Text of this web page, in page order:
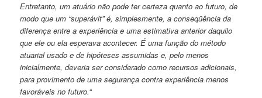
Entretanto, um atuário não pode ter certeza quanto ao futuro, de
modo que um “superávit” é, simplesmente, a conseqüência da
diferença entre a experiência e uma estimativa anterior daquilo
que ele ou ela esperava acontecer. É uma função do método
atuarial usado e de hipóteses assumidas e, pelo menos
inicialmente, deveria ser considerado como recursos adicionais,
para provimento de uma segurança contra experiência menos
favoráveis no futuro.“